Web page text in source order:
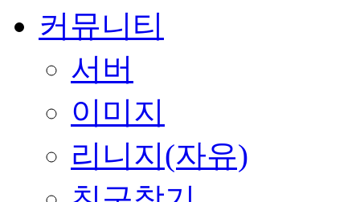
커뮤니티
서버
이미지
리니지(자유)